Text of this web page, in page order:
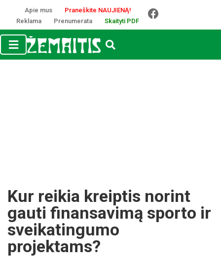
Apie mus
Praneškite NAUJIENĄ!
Reklama
Prenumerata Skaityti PDF
Kur reikia kreiptis norint
gauti finansavimą sporto ir
sveikatingumo
projektams?